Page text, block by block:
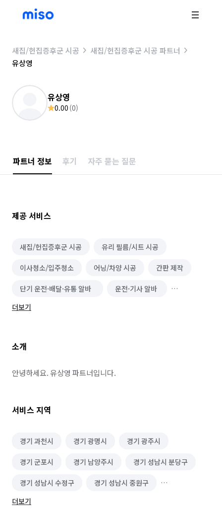
새집/헌집증후군 시공
새집/헌집증후군 시공 파트너
유상영
유상영
0.00 (0)
파트너 정보 후기 자주 묻는 질문
제공 서비스
새집/헌집증후군 시공 유리 필름/시트 시공
이사청소/입주청소 어닝/차양 시공 간판 제작
단기 운전·배달·유통 알바 운전·기사 알바
배달·택배·퀵서비스 알바
더보기
소개
안녕하세요. 유상영 파트너입니다.
서비스 지역
경기 과천시 경기 광명시 경기 광주시
경기 군포시 경기 남양주시 경기 성남시 분당구
경기 성남시 수정구 경기 성남시 중원구
경기 수원시 권선구
더보기